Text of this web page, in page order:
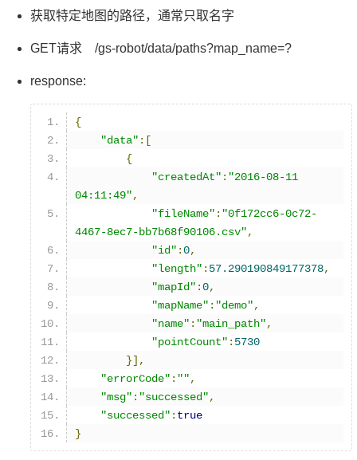
获取特定地图的路径，通常只取名字
GET请求 /gs-robot/data/paths?map_name=?
response:
{
"data" :[
{
"createdAt" : "2016-08-11
04:11:49",
"fileName" : "0f172cc6-0c72-
4467-8ec7-bb7b68f90106.csv",
"id" :0,
"length" : 57.290190849177378,
"mapId" :0,
"mapName" : "demo",
"name" : "main_path",
"pointCount" : 5730
}],
"errorCode" : "",
"msg" : "successed",
"successed" : true
}